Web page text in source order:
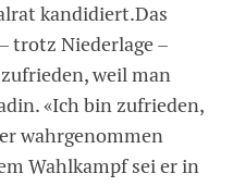
kandidiert.Das
trotz Niederlage –
weil man
«Ich bin zufrieden,
wahrgenommen
Wahlkampf sei er in